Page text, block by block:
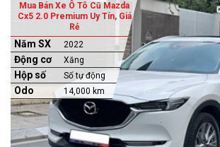
Mua Bán Xe Ô Tô Cũ Mazda
Cx5 2.0 Premium Uy Tín, Giá
Rẻ
Năm SX 2022
Động cơ Xăng
Hộp số Số tự động
Odo 14,000 km